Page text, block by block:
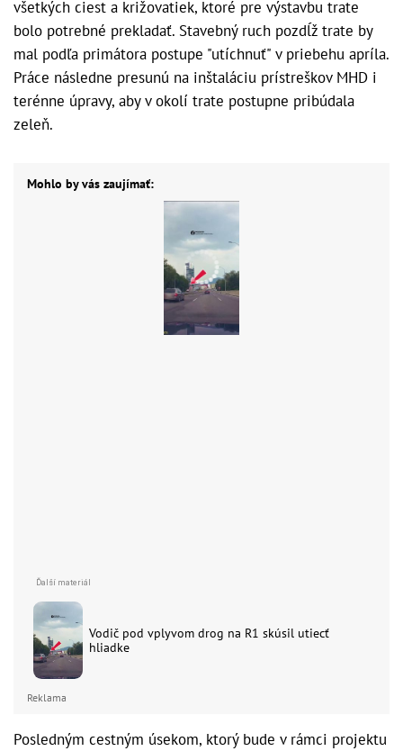
všetkých ciest a križovatiek, ktoré pre výstavbu trate
bolo potrebné prekladať. Stavebný ruch pozdĺž trate by
mal podľa primátora postupe "utíchnuť" v priebehu apríla.
Práce následne presunú na inštaláciu prístreškov MHD i
terénne úpravy, aby v okolí trate postupne pribúdala
zeleň.
Mohlo by vás zaujímať:
Vodič pod vplyvom drog na R1 skúsil utiecť
hliadke
Reklama
Posledným cestným úsekom, ktorý bude v rámci projektu